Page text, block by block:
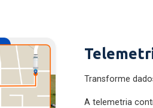
Transforme
A telemetria